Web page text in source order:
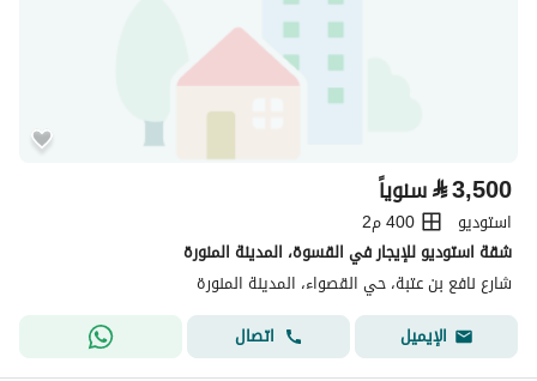
⃁3,500 سنوياً
استوديو
400 م2
شقة استوديو للإيجار في القسوة، المدينة المنورة
شارع نافع بن عتبة، حي القصواء، المدينة المنورة
الإيميل
اتصال